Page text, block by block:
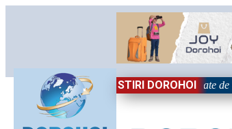
STIRI DOROHOI
„Grigore Ghica” Dorohoi - Activitate de